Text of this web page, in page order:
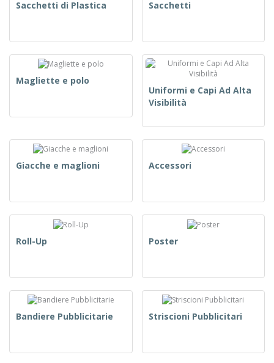
Sacchetti di Plastica Sacchetti
Magliette e polo
Uniformi e Capi Ad Alta
Visibilità
Giacche e maglioni Accessori
Roll-Up Poster
Bandiere Pubblicitarie Striscioni Pubblicitari